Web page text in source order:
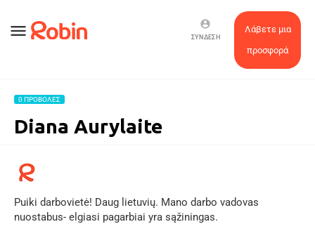
menu
Λάβετε μια
προσφορά
account_circle
ΣΎΝΔΕΣΗ
0 ΠΡΟΒΟΛΈΣ
Diana Aurylaite
Puiki darbovietė! Daug lietuvių. Mano darbo vadovas
nuostabus- elgiasi pagarbiai yra sąžiningas.